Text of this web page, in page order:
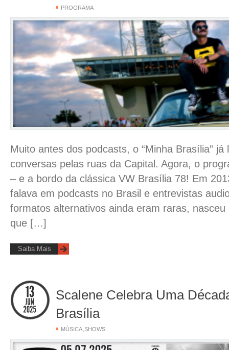
PROGRAMA
Muito antes dos podcasts, o “Minha Brasília” já
conversas pelas ruas da Capital. Agora, o
– e a bordo da clássica VW Brasília 78! Em
falava em podcasts no Brasil e entrevistas
formatos alternativos ainda eram raras,
que […]
Saiba Mais
Scalene Celebra Uma
Brasília
MÚSICA,SHOWS